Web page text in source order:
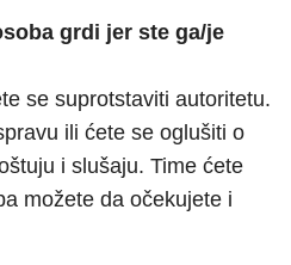
grdi jer ste ga/je
se suprotstaviti autoritetu.
ili ćete se oglušiti o
i slušaju. Time ćete
možete da očekujete i